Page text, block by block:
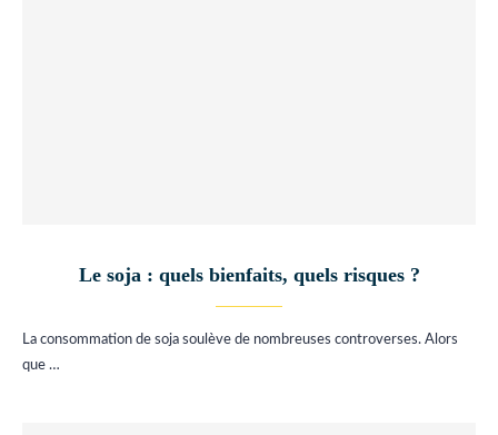
Le soja : quels bienfaits, quels risques ?
La consommation de soja soulève de nombreuses controverses. Alors
que …